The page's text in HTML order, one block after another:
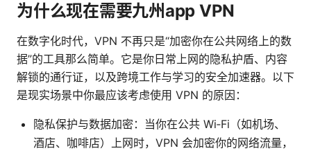
为什么现在需要九州app VPN
在数字化时代，VPN 不再只是“加密你在公共网络上的数
据”的工具那么简单。它是你日常上网的隐私护盾、内容
解锁的通行证，以及跨境工作与学习的安全加速器。以下
是现实场景中你最应该考虑使用 VPN 的原因：
隐私保护与数据加密：当你在公共 Wi‑Fi（如机场、
酒店、咖啡店）上网时，VPN 会加密你的网络流量，